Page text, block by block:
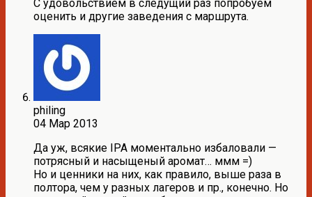
С удовольствием в следущий раз попробуем
оценить и другие заведения с маршрута.
philing
04 Мар 2013
Да уж, всякие IPA моментально избаловали —
потрясный и насыщеный аромат… ммм =)
Но и ценники на них, как правило, выше раза в
полтора, чем у разных лагеров и пр., конечно. Но